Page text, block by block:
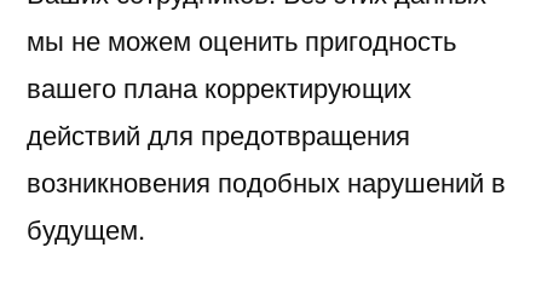
мы не можем оценить пригодность
вашего плана корректирующих
действий для предотвращения
возникновения подобных нарушений в
будущем.